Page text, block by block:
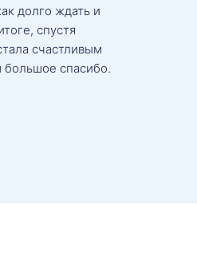
долго ждать и
спустя
счастливым
большое спасибо.